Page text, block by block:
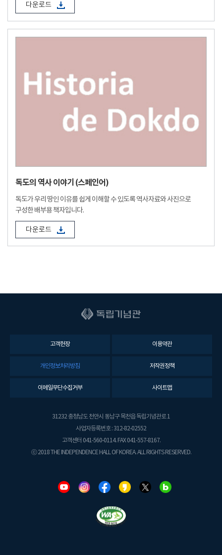
다운로드
독도의 역사 이야기 (스페인어)
독도가 우리 땅인 이유를 쉽게 이해할 수 있도록 역사자료와 사진으로
구성한 배부용 책자입니다.
다운로드
고객헌장 이용약관
개인정보처리방침 저작권정책
이메일무단수집거부 사이트맵
31232 충청남도 천안시 동남구 목천읍 독립기념관로 1
사업자등록번호 : 312-82-02552
고객센터 041-560-0114. FAX 041-557-8167.
ⓒ 2018 THE INDEPENDENCE HALL OF KOREA. ALL RIGHTS RESERVED.